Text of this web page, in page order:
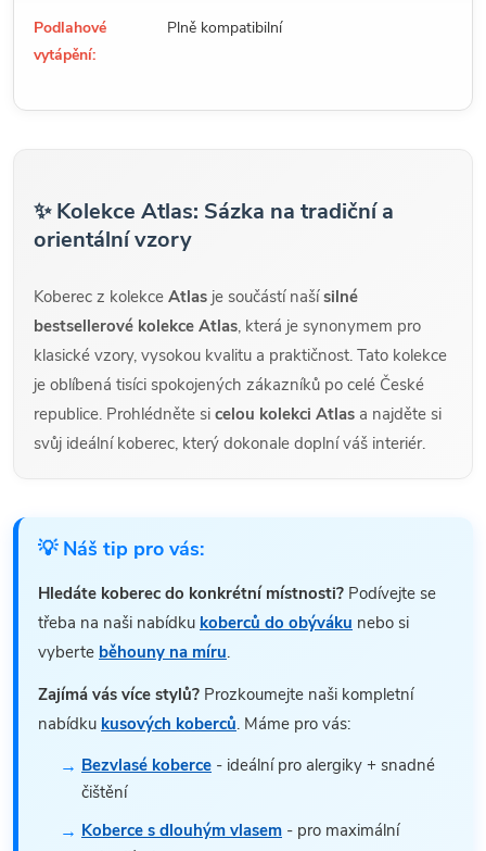
Podlahové
vytápění:
Plně kompatibilní
✨ Kolekce Atlas: Sázka na tradiční a
orientální vzory
Koberec z kolekce Atlas je součástí našísilné
bestsellerové kolekce Atlas, která je synonymem pro
klasické vzory, vysokou kvalitu a praktičnost. Tato kolekce
je oblíbená tisíci spokojených zákazníků po celé České
republice. Prohlédněte si celou kolekci Atlas a najděte si
svůj ideální koberec, který dokonale doplní váš interiér.
💡 Náš tip pro vás:
Hledáte koberec do konkrétní místnosti? Podívejte se
třeba na naši nabídku koberců do obýváku nebo si
vyberte běhouny na míru.
Zajímá vás více stylů? Prozkoumejte naši kompletní
nabídku kusových koberců. Máme pro vás:
Bezvlasé koberce - ideální pro alergiky + snadné
čištění
Koberce s dlouhým vlasem - pro maximální